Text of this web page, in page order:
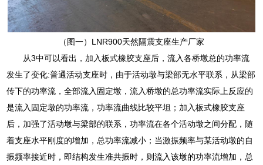
（图一）LNR900天然隔震支座生产厂家
从3中可以看出，加入板式橡胶支座后，流入各桥墩总的功率流
发生了变化:普通活动支座时，由于活动墩与梁部无水平联系，从梁部
传下的功率流，全部流入固定墩，流入桥墩的总功率流实际上反应的
是流入固定墩的功率流，功率流曲线比较平坦；加入板式橡胶支座
后，加强了活动墩与梁部的联系，功率流在各个活动墩之间分配，随
着支座水平刚度的增加，总功率流减小；当激振频率与某活动墩的自
振频率接近时，即结构发生准共振时，则流入该墩的功率流增加，总